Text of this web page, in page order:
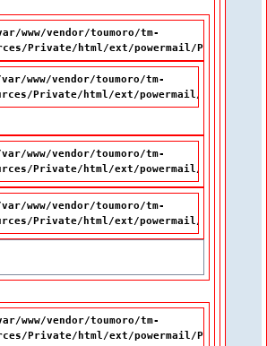
www/vendor/toumoro/tm-
Private/html/ext/powermail/Partials/
www/vendor/toumoro/tm-
Private/html/ext/powermail/Partials/
www/vendor/toumoro/tm-
Private/html/ext/powermail/Partials/
www/vendor/toumoro/tm-
Private/html/ext/powermail/Partials/
www/vendor/toumoro/tm-
Private/html/ext/powermail/Partials/